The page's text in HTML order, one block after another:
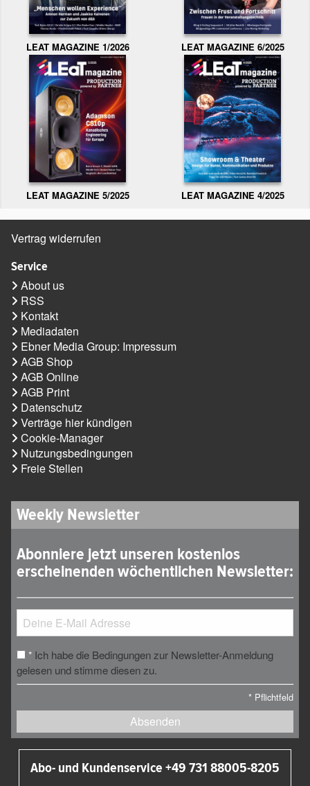
LEAT MAGAZINE 1/2026 LEAT MAGAZINE 6/2025
LEAT MAGAZINE 5/2025 LEAT MAGAZINE 4/2025
Vertrag widerrufen
Service
About us
RSS
Kontakt
Mediadaten
Ebner Media Group: Impressum
AGB Shop
AGB Online
AGB Print
Datenschutz
Verträge hier kündigen
Cookie-Manager
Nutzungsbedingungen
Freie Stellen
Weekly Newsletter
Abonniere jetzt unseren kostenlos
erscheinenden wöchentlichen Newsletter:
* Ich habe die Bedingungen zur Newsletter-Anmeldung
gelesen und stimme diesen zu.
* Pflichtfeld
Absenden
Abo- und Kundenservice +49 731 88005-8205